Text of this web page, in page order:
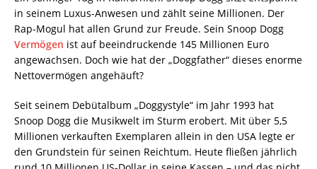
in seinem Luxus-Anwesen und zählt seine Millionen. Der
Rap-Mogul hat allen Grund zur Freude. Sein Snoop Dogg
Vermögen ist auf beeindruckende 145 Millionen Euro
angewachsen. Doch wie hat der „Doggfather“ dieses enorme
Nettovermögen angehäuft?
Seit seinem Debütalbum „Doggystyle“ im Jahr 1993 hat
Snoop Dogg die Musikwelt im Sturm erobert. Mit über 5,5
Millionen verkauften Exemplaren allein in den USA legte er
den Grundstein für seinen Reichtum. Heute fließen jährlich